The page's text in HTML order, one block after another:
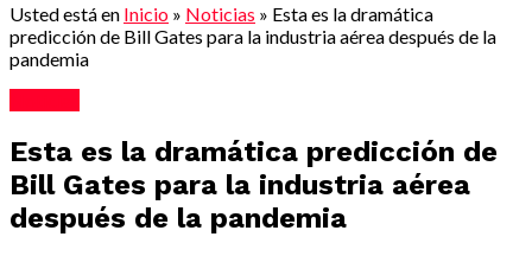
Usted está en Inicio » Noticias » Esta es la dramática
predicción de Bill Gates para la industria aérea después de la
pandemia
Esta es la dramática predicción de
Bill Gates para la industria aérea
después de la pandemia